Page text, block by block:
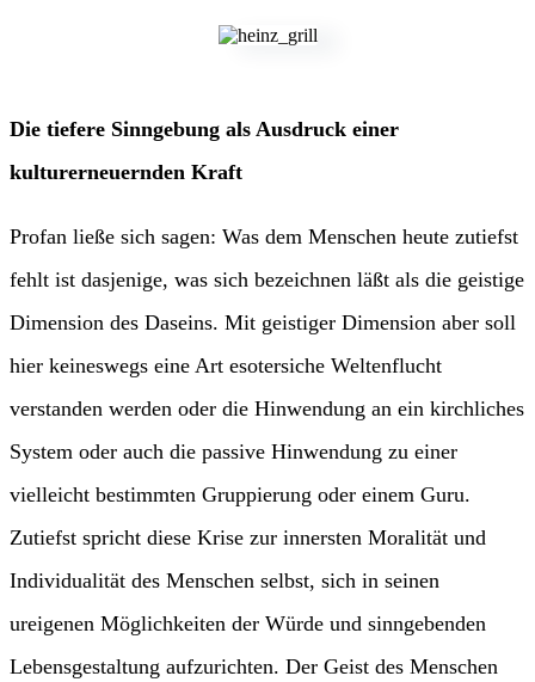
Die tiefere Sinngebung als Ausdruck einer
kulturerneuernden Kraft
Profan ließe sich sagen: Was dem Menschen heute zutiefst
fehlt ist dasjenige, was sich bezeichnen läßt als die geistige
Dimension des Daseins. Mit geistiger Dimension aber soll
hier keineswegs eine Art esotersiche Weltenflucht
verstanden werden oder die Hinwendung an ein kirchliches
System oder auch die passive Hinwendung zu einer
vielleicht bestimmten Gruppierung oder einem Guru.
Zutiefst spricht diese Krise zur innersten Moralität und
Individualität des Menschen selbst, sich in seinen
ureigenen Möglichkeiten der Würde und sinngebenden
Lebensgestaltung aufzurichten. Der Geist des Menschen